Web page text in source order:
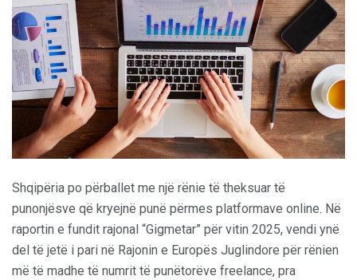
Shqipëria po përballet me një rënie të theksuar të
punonjësve që kryejnë punë përmes platformave online. Në
raportin e fundit rajonal “Gigmetar” për vitin 2025, vendi ynë
del të jetë i pari në Rajonin e Europës Juglindore për rënien
më të madhe të numrit të punëtorëve freelance, pra